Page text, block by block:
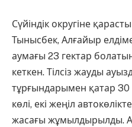
Сүйіндік округіне
Тынысбек, Алғайыр
аумағы 23 гектар
кеткен. Тілсіз жауды
тұрғындарымен қатар
көлі, екі жеңіл
жасағы жұмылдырылды.